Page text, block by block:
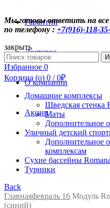
Гарантии
Доставка
О компании
Акции
Мы готовы ответить на все
по телефону : +7(916)-118-
закрыть
Search
for:
Избранное 0
Корзина (o) 0 / 0₽
Домашние комплексы
Шведская стенка
Маты
Дополнительное
Уличный детский
Дополнительное
комплексам
Сухие бассейны Romana
Турники
Back
Главнаяфевраль 16 Модуль
(синий)